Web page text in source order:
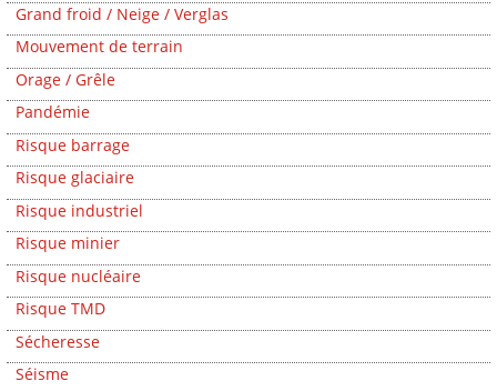
Grand froid / Neige / Verglas
Mouvement de terrain
Orage / Grêle
Pandémie
Risque barrage
Risque glaciaire
Risque industriel
Risque minier
Risque nucléaire
Risque TMD
Sécheresse
Séisme